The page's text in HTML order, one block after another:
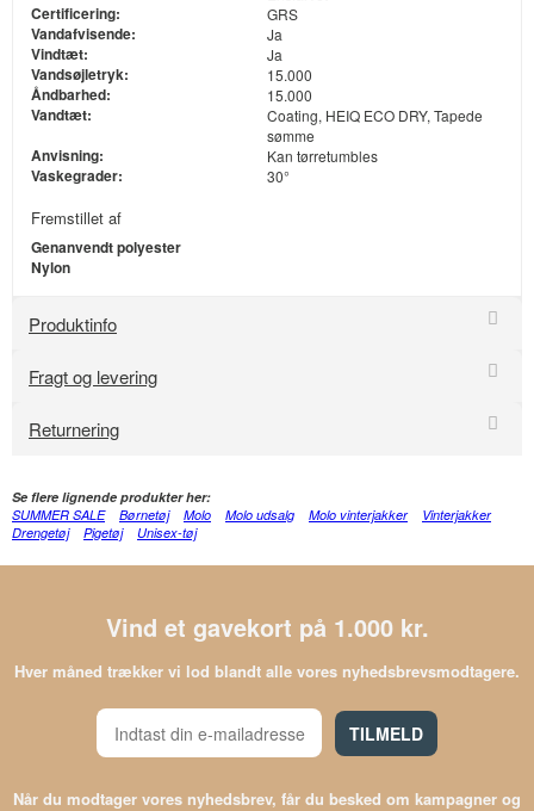
Certificering: GRS
Vandafvisende: Ja
Vindtæt: Ja
Vandsøjletryk: 15.000
Åndbarhed: 15.000
Vandtæt:
Coating, HEIQ ECO DRY, Tapede
sømme
Anvisning: Kan tørretumbles
Vaskegrader: 30°
Fremstillet af
Genanvendt polyester
Nylon
Produktinfo
Fragt og levering
Returnering
Se flere lignende produkter her:
SUMMER SALE
Børnetøj Molo Molo udsalg Molo vinterjakker
Vinterjakker
Drengetøj
Pigetøj Unisex-tøj
Vind et gavekort på 1.000 kr.
Hver måned trækker vi lod blandt alle vores nyhedsbrevsmodtagere.
TILMELD
Når du modtager vores nyhedsbrev, får du besked om kampagner og